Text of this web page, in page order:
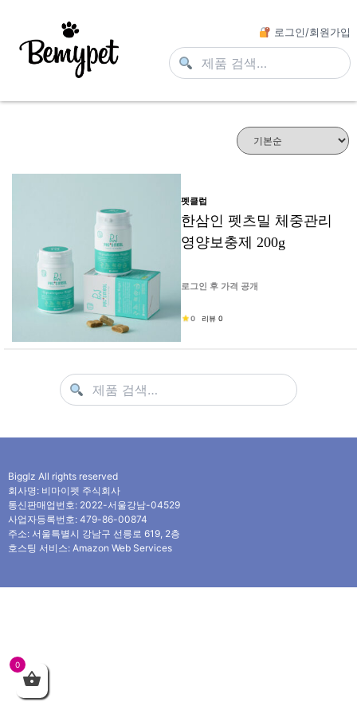
로그인/회원가입
펫클럽
한삼인 펫츠밀 체중관리
영양보충제 200g
로그인 후 가격 공개
0 리뷰 0
Bigglz All rights reserved
회사명: 비마이펫 주식회사
통신판매업번호: 2022-서울강남-04529
사업자등록번호: 479-86-00874
주소: 서울특별시 강남구 선릉로 619, 2층
호스팅 서비스: Amazon Web Services
0